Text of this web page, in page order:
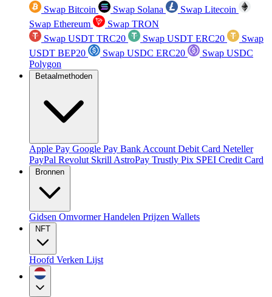
Swap Bitcoin Swap Solana
Swap Litecoin
Swap Ethereum
Swap TRON
Swap USDT TRC20
Swap USDT ERC20
Swap
USDT BEP20
Swap USDC ERC20
Swap USDC
Polygon
Betaalmethoden
Apple Pay Google Pay Bank Account Debit Card Neteller
PayPal Revolut Skrill AstroPay Trustly Pix SPEI Credit Card
Bronnen
Gidsen OmvormerHandelen Prijzen Wallets
NFT
Hoofd Verken Lijst